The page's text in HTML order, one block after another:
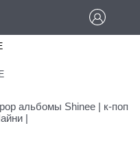
альбомы Shinee | к-поп
|